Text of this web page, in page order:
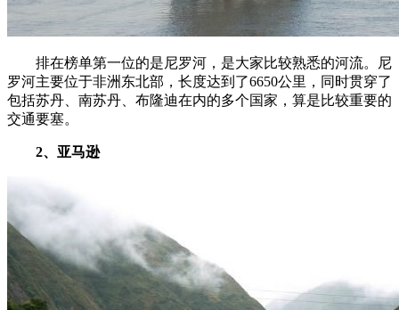
排在榜单第一位的是尼罗河，是大家比较熟悉的河流。尼
罗河主要位于非洲东北部，长度达到了6650公里，同时贯穿了
包括苏丹、南苏丹、布隆迪在内的多个国家，算是比较重要的
交通要塞。
2、亚马逊